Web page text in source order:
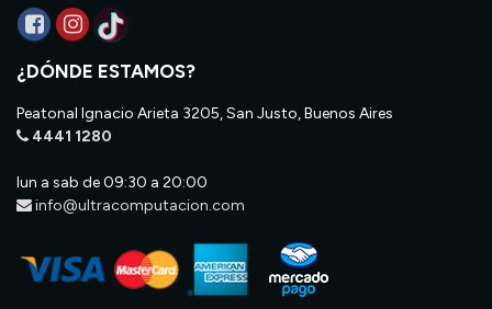
¿DÓNDE ESTAMOS?
Peatonal Ignacio Arieta 3205, San Justo, Buenos Aires
4441 1280
lun a sab de 09:30 a 20:00
info@ultracomputacion.com